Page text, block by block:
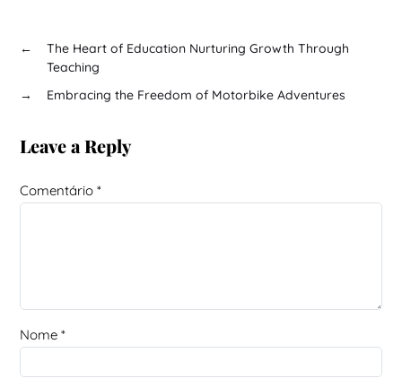
←
The Heart of Education Nurturing Growth Through
Teaching
→
Embracing the Freedom of Motorbike Adventures
Leave a Reply
Comentário *
Nome *